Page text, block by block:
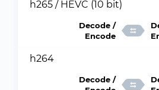
h265 / HEVC (10 bit)
Decode /
Encode
h264
Decode /